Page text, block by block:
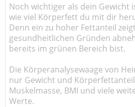
Noch wichtiger als dein Gewicht
wie viel Körperfett du mit dir
Denn ein zu hoher Fettanteil
gesundheitlichen Gründen
bereits im grünen Bereich bist.
Die Körperanalysewaage von
nur Gewicht und
Muskelmasse, BMI und viele
Werte.